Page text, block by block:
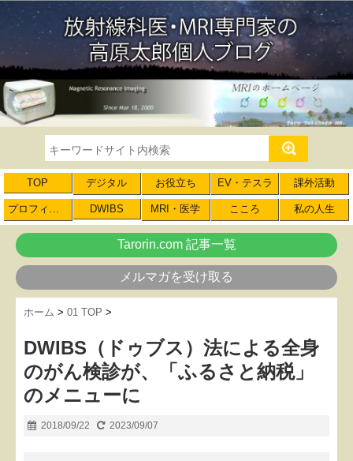
TOP デジタル お役立ち EV・テスラ 課外活動
プロフィール DWIBS MRI・医学 こころ 私の人生
Tarorin.com 記事一覧
メルマガを受け取る
ホーム > 01 TOP >
DWIBS（ドゥブス）法による全身
のがん検診が、「ふるさと納税」
のメニューに
2018/09/22 2023/09/07